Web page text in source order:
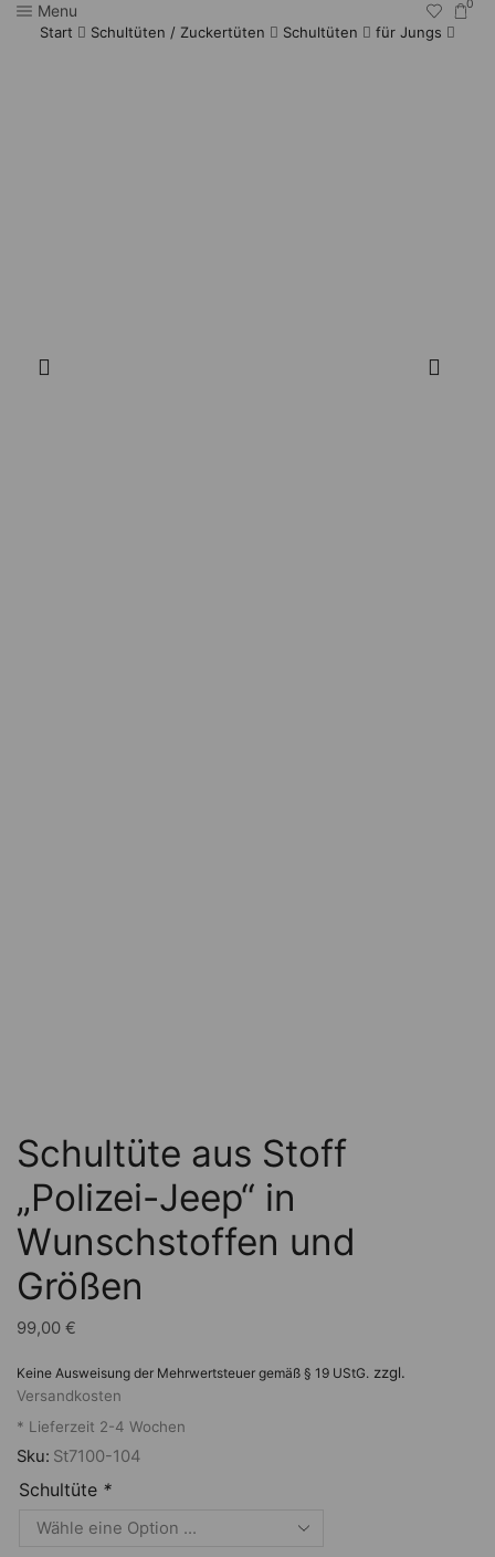
Menu 0
Start Schultüten / Zuckertüten Schultüten für Jungs
Schultüte aus Stoff
„Polizei-Jeep“ in
Wunschstoffen und
Größen
99,00 €
Keine Ausweisung der Mehrwertsteuer gemäß § 19 UStG. zzgl.
Versandkosten
* Lieferzeit 2-4 Wochen
Sku: St7100-104
Schultüte *